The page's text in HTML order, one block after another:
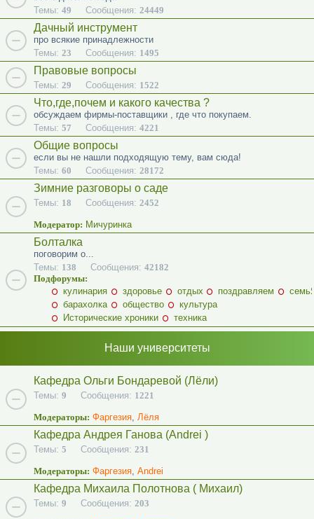
Темы: 49 Сообщения: 24449
Дачный инструмент
про всякие принадлежности
Темы: 23 Сообщения: 1495
Правовые вопросы
Темы: 29 Сообщения: 1522
Что,где,почем и какого качества ?
обсуждаем фирмы-поставщики , где что покупаем.
Темы: 57 Сообщения: 4221
Общие вопросы
если вы не нашли подходящую тему, вам сюда!
Темы: 60 Сообщения: 28172
Зимние разговоры о саде
Темы: 18 Сообщения: 2452
Модератор: Мичуринка
Болталка
поговорим о...
Темы: 138 Сообщения: 42182
Подфорумы:
кулинария
здоровье отдых поздравляем
барахолка
общество
культура
Исторические хроники
техника
Наши университеты
Кафедра Ольги Бондаревой (Лёли)
Темы: 9 Сообщения: 1221
Модераторы: Фаргезия, Лёля
Кафедра Андрея Ганова (Andrei )
Темы: 5 Сообщения: 231
Модераторы: Фаргезия, Andrei
Кафедра Михаила Полотнова ( Михаил)
Темы: 9 Сообщения: 203